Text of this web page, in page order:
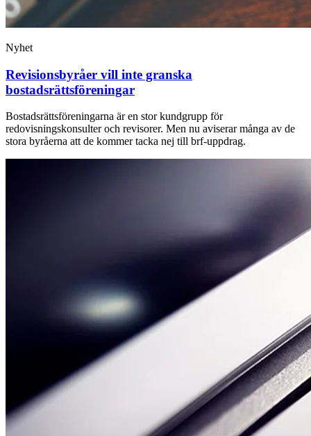
Nyhet
Revisionsbyråer vill inte granska
bostadsrättsföreningar
Bostadsrättsföreningarna är en stor kundgrupp för
redovisningskonsulter och revisorer. Men nu aviserar många av de
stora byråerna att de kommer tacka nej till brf-uppdrag.